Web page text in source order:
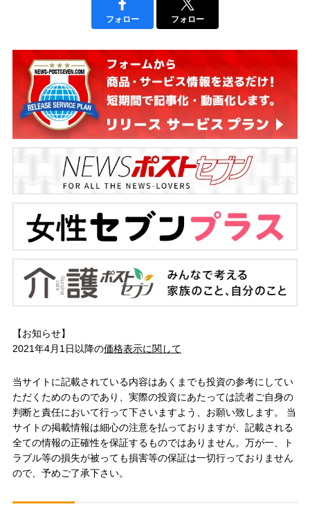
フォロー フォロー
【お知らせ】
2021年4月1日以降の価格表示に関して
当サイトに記載されている内容はあくまでも投資の参考にしてい
ただくためのものであり、実際の投資にあたっては読者ご自身の
判断と責任において行って下さいますよう、お願い致します。 当
サイトの掲載情報は細心の注意を払っておりますが、記載される
全ての情報の正確性を保証するものではありません。万が一、ト
ラブル等の損失が被っても損害等の保証は一切行っておりません
ので、予めご了承下さい。